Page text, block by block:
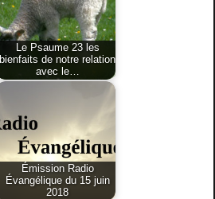
Le Psaume 23 les
bienfaits de notre relation
avec le…
Émission Radio
Évangélique du 15 juin
2018